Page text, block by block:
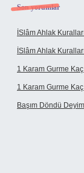
Son yorumlar
İSlâm Ahlak
İSlâm Ahlak
1 Karam Gurme
1 Karam Gurme
Başım Döndü